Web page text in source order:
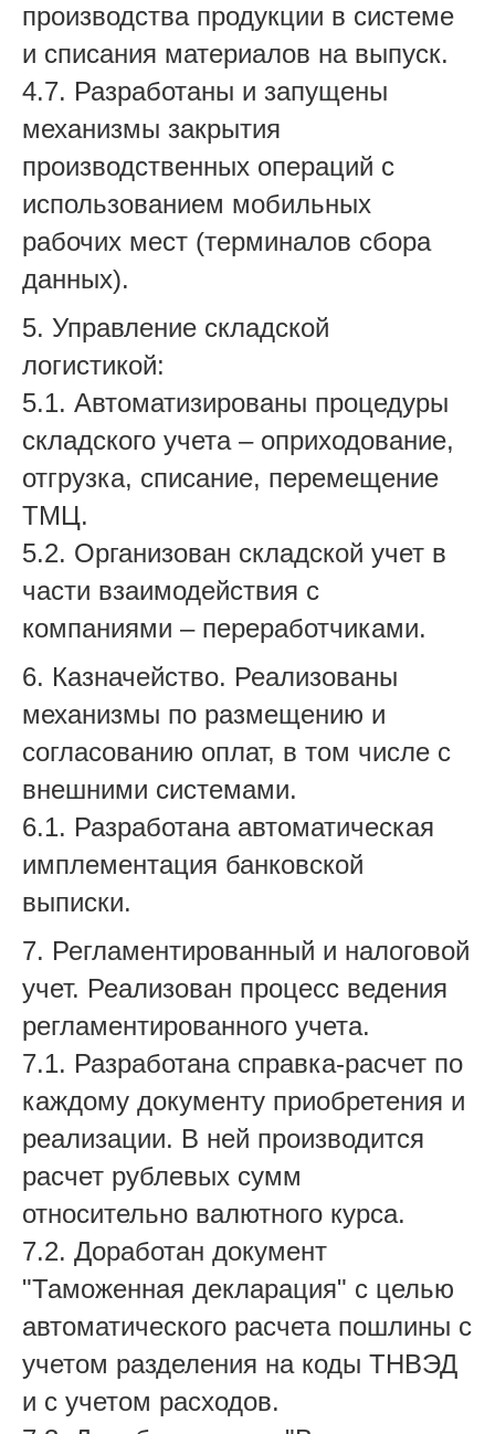
производства продукции в системе
и списания материалов на выпуск.
4.7. Разработаны и запущены
механизмы закрытия
производственных операций с
использованием мобильных
рабочих мест (терминалов сбора
данных).
5. Управление складской
логистикой:
5.1. Автоматизированы процедуры
складского учета – оприходование,
отгрузка, списание, перемещение
ТМЦ.
5.2. Организован складской учет в
части взаимодействия с
компаниями – переработчиками.
6. Казначейство. Реализованы
механизмы по размещению и
согласованию оплат, в том числе с
внешними системами.
6.1. Разработана автоматическая
имплементация банковской
выписки.
7. Регламентированный и налоговой
учет. Реализован процесс ведения
регламентированного учета.
7.1. Разработана справка-расчет по
каждому документу приобретения и
реализации. В ней производится
расчет рублевых сумм
относительно валютного курса.
7.2. Доработан документ
"Таможенная декларация" с целью
автоматического расчета пошлины с
учетом разделения на коды ТНВЭД
и с учетом расходов.